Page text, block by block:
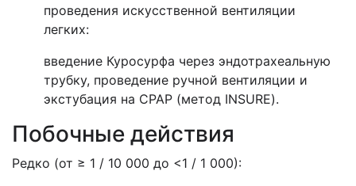
проведения искусственной вентиляции
легких:
введение Куросурфа через эндотрахеальную
трубку, проведение ручной вентиляции и
экстубация на СРАР (метод INSURE).
Побочные действия
Редко (от ≥ 1 / 10 000 до <1 / 1 000):